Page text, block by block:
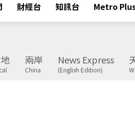
財經台 知訊台 Metro
兩岸
China
News Express
(English Edition)